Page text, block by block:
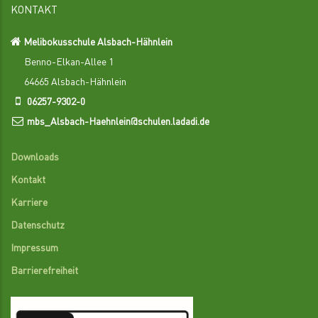
KONTAKT
Melibokusschule Alsbach-Hähnlein
Benno-Elkan-Allee 1
64665 Alsbach-Hähnlein
06257-9302-0
mbs_Alsbach-Haehnlein@schulen.ladadi.de
Downloads
Kontakt
Karriere
Datenschutz
Impressum
Barrierefreiheit